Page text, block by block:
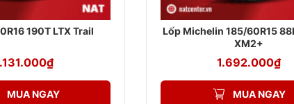
vài vị trí như sách hướng dẫn sử dụng xe, trên nắp bình
án lý tưởng cho những dòng SUV, Crossover như
190T LTX Trail
₫
MUA NGAY
Lốp Michelin 185/60R15
XM2+
1.692.000₫
MUA NGAY